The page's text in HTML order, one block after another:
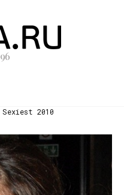
Sexiest 2010